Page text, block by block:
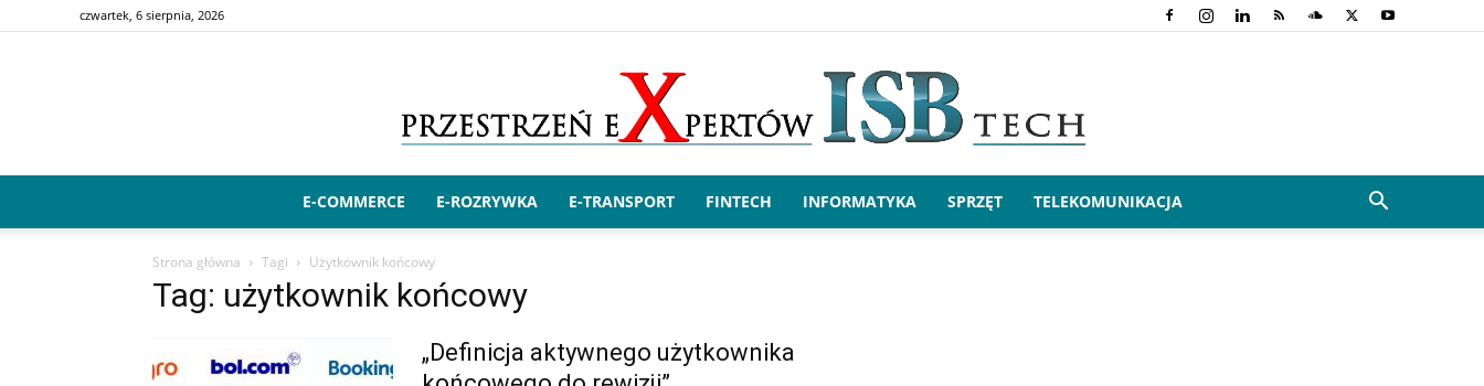
czwartek, 6 sierpnia, 2026
E-COMMERCE E-ROZRYWKA E-TRANSPORT FINTECH INFORMATYKA SPRZĘT TELEKOMUNIKACJA
Strona główna Tagi Użytkownik końcowy
Tag: użytkownik końcowy
„Definicja aktywnego użytkownika